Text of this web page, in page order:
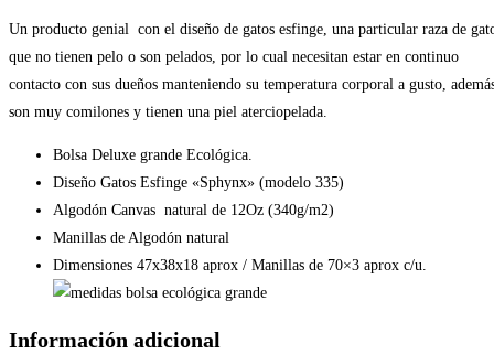
335)
cantidad
Un producto genial con el diseño de gatos esfinge, una particular raza de
que no tienen pelo o son pelados, por lo cual necesitan estar en continuo
contacto con sus dueños manteniendo su temperatura corporal a gusto,
son muy comilones y tienen una piel aterciopelada.
Bolsa Deluxe grande Ecológica.
Diseño Gatos Esfinge «Sphynx» (modelo 335)
Algodón Canvas natural de 12Oz (340g/m2)
Manillas de Algodón natural
Dimensiones 47x38x18 aprox / Manillas de 70×3 aprox c/u.
Información adicional